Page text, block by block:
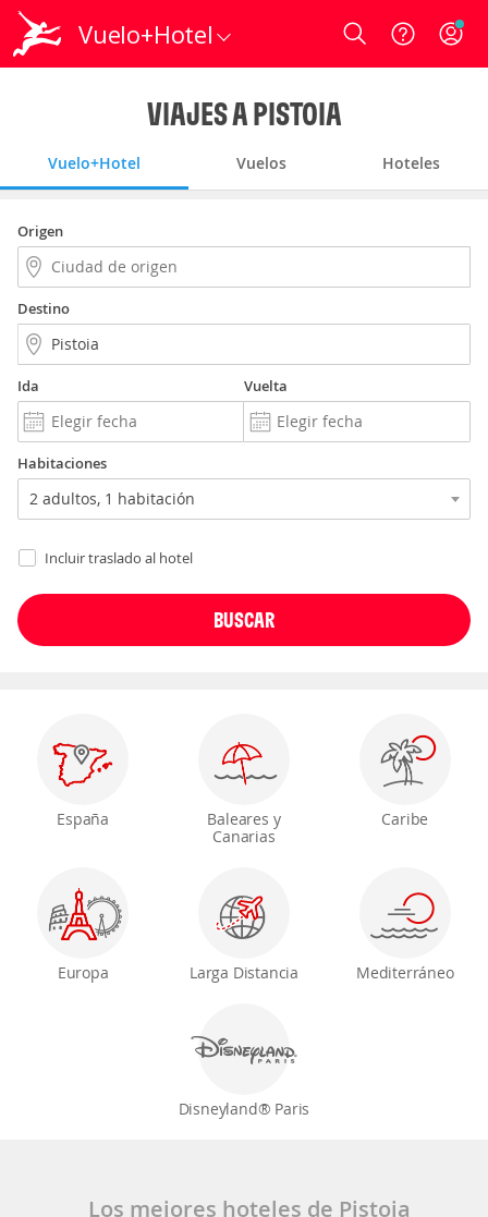
Vuelo+Hotel Login
VIAJES A PISTOIA
Vuelo+Hotel Vuelos Hoteles
Origen
Destino
Ida Vuelta
Habitaciones
Incluir traslado al hotel
España
Baleares y
Canarias
Caribe
Europa Larga Distancia Mediterráneo
Disneyland® Paris
Los mejores hoteles de Pistoia